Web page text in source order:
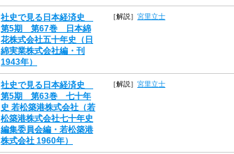
社史で見る日本経済史
第5期 第67巻 日本綿
花株式会社五十年史（日
綿実業株式会社編・刊
1943年）
［解説］ 宮里立士
社史で見る日本経済史
第5期 第63巻 七十年
史 若松築港株式会社（若
松築港株式会社七十年史
編集委員会編・若松築港
株式会社 1960年）
［解説］ 宮里立士